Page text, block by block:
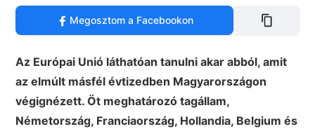
Megosztom a Facebookon
Az Európai Unió láthatóan tanulni akar abból, amit
az elmúlt másfél évtizedben Magyarországon
végignézett. Öt meghatározó tagállam,
Németország, Franciaország, Hollandia, Belgium és